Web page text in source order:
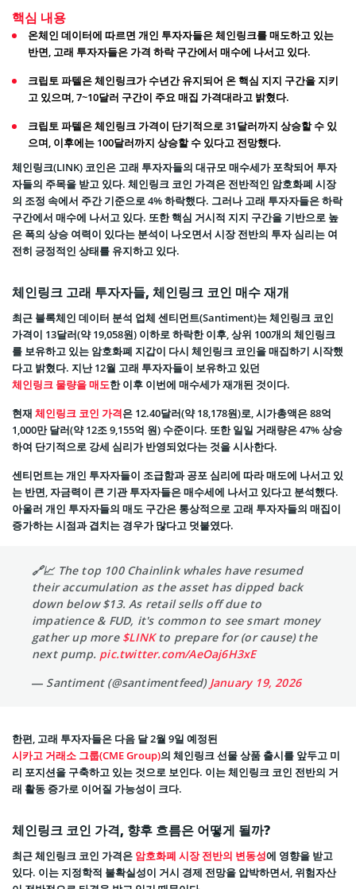
핵심 내용
온체인 데이터에 따르면 개인 투자자들은 체인링크를 매도하고 있는
반면, 고래 투자자들은 가격 하락 구간에서 매수에 나서고 있다.
크립토 파텔은 체인링크가 수년간 유지되어 온 핵심 지지 구간을 지키
고 있으며, 7~10달러 구간이 주요 매집 가격대라고 밝혔다.
크립토 파텔은 체인링크 가격이 단기적으로 31달러까지 상승할 수 있
으며, 이후에는 100달러까지 상승할 수 있다고 전망했다.
체인링크(LINK) 코인은 고래 투자자들의 대규모 매수세가 포착되어 투자
자들의 주목을 받고 있다. 체인링크 코인 가격은 전반적인 암호화폐 시장
의 조정 속에서 주간 기준으로 4% 하락했다. 그러나 고래 투자자들은 하락
구간에서 매수에 나서고 있다. 또한 핵심 거시적 지지 구간을 기반으로 높
은 폭의 상승 여력이 있다는 분석이 나오면서 시장 전반의 투자 심리는 여
전히 긍정적인 상태를 유지하고 있다.
체인링크 고래 투자자들, 체인링크 코인 매수 재개
최근 블록체인 데이터 분석 업체 센티먼트(Santiment)는 체인링크 코인
가격이 13달러(약 19,058원) 이하로 하락한 이후, 상위 100개의 체인링크
를 보유하고 있는 암호화폐 지갑이 다시 체인링크 코인을 매집하기 시작했
다고 밝혔다. 지난 12월 고래 투자자들이 보유하고 있던
체인링크 물량을 매도한 이후 이번에 매수세가 재개된 것이다.
현재 체인링크 코인 가격은 12.40달러(약 18,178원)로, 시가총액은 88억
1,000만 달러(약 12조 9,155억 원) 수준이다. 또한 일일 거래량은 47% 상승
하여 단기적으로 강세 심리가 반영되었다는 것을 시사한다.
센티먼트는 개인 투자자들이 조급함과 공포 심리에 따라 매도에 나서고 있
는 반면, 자금력이 큰 기관 투자자들은 매수세에 나서고 있다고 분석했다.
아울러 개인 투자자들의 매도 구간은 통상적으로 고래 투자자들의 매집이
증가하는 시점과 겹치는 경우가 많다고 덧붙였다.
🔗📈 The top 100 Chainlink whales have resumed
their accumulation as the asset has dipped back
down below $13. As retail sells off due to
impatience & FUD, it's common to see smart money
gather up more $LINKto prepare for (or cause) the
next pump. pic.twitter.com/AeOaj6H3xE
— Santiment (@santimentfeed) January 19, 2026
한편, 고래 투자자들은 다음 달 2월 9일 예정된
시카고 거래소 그룹(CME Group)의 체인링크 선물 상품 출시를 앞두고 미
리 포지션을 구축하고 있는 것으로 보인다. 이는 체인링크 코인 전반의 거
래 활동 증가로 이어질 가능성이 크다.
체인링크 코인 가격, 향후 흐름은 어떻게 될까?
최근 체인링크 코인 가격은 암호화폐 시장 전반의 변동성에 영향을 받고
있다. 이는 지정학적 불확실성이 거시 경제 전망을 압박하면서, 위험자산